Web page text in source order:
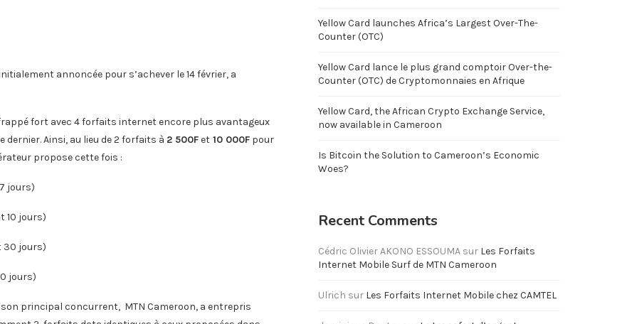
annoncée pour s’achever le 14 février, a
fort avec 4 forfaits internet encore plus avantageux
Ainsi, au lieu de 2 forfaits à 2 500Fet 10 000F pour
propose cette fois :
jours)
10 jours)
30 jours)
jours)
principal concurrent, MTN Cameroon, a entrepris
Yellow Card launches Africa’s Largest Over-The-
Counter (OTC)
Yellow Card lance le plus grand comptoir Over-the-
Counter (OTC) de Cryptomonnaies en Afrique
Yellow Card, the African Crypto Exchange Service,
now available in Cameroon
Is Bitcoin the Solution to Cameroon’s Economic
Woes?
Recent Comments
Cédric Olivier AKONO ESSOUMA sur Les Forfaits
Internet Mobile Surf de MTN Cameroon
Ulrich sur Les Forfaits Internet Mobile chez CAMTEL